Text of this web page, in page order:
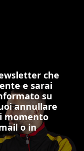
che
e sarai
su
annullare
momento
o in